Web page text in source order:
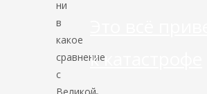
ни
в
какое
сравнение
с
к катастрофе